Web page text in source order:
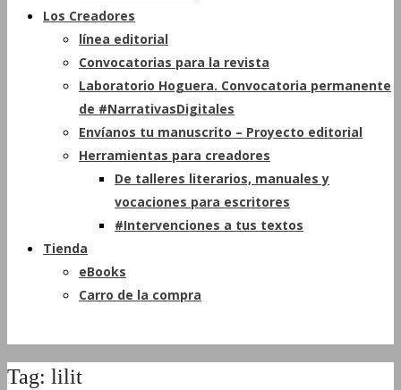
Los Creadores
línea editorial
Convocatorias para la revista
Laboratorio Hoguera. Convocatoria permanente
de #NarrativasDigitales
Envíanos tu manuscrito – Proyecto editorial
Herramientas para creadores
De talleres literarios, manuales y
vocaciones para escritores
#Intervenciones a tus textos
Tienda
eBooks
Carro de la compra
Tag: lilit